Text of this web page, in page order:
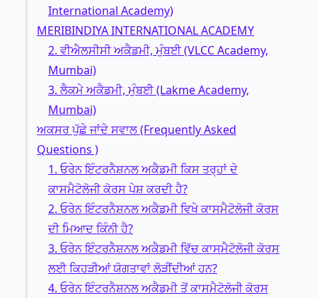
International Academy)
MERIBINDIYA INTERNATIONAL ACADEMY
2. ਵੀਐਲਸੀਸੀ ਅਕੈਡਮੀ, ਮੁੰਬਈ (VLCC Academy,
Mumbai)
3. ਲੈਕਮੇ ਅਕੈਡਮੀ, ਮੁੰਬਈ (Lakme Academy,
Mumbai)
ਅਕਸਰ ਪੁੱਛੇ ਜਾਂਦੇ ਸਵਾਲ (Frequently Asked
Questions )
1. ਓਰੇਨ ਇੰਟਰਨੈਸ਼ਨਲ ਅਕੈਡਮੀ ਕਿਸ ਤਰ੍ਹਾਂ ਦੇ
ਕਾਸਮੈਟੋਲੋਜੀ ਕੋਰਸ ਪੇਸ਼ ਕਰਦੀ ਹੈ?
2. ਓਰੇਨ ਇੰਟਰਨੈਸ਼ਨਲ ਅਕੈਡਮੀ ਵਿਖੇ ਕਾਸਮੈਟੋਲੋਜੀ ਕੋਰਸ
ਦੀ ਮਿਆਦ ਕਿੰਨੀ ਹੈ?
3. ਓਰੇਨ ਇੰਟਰਨੈਸ਼ਨਲ ਅਕੈਡਮੀ ਵਿੱਚ ਕਾਸਮੈਟੋਲੋਜੀ ਕੋਰਸ
ਲਈ ਕਿਹੜੀਆਂ ਯੋਗਤਾਵਾਂ ਲੋੜੀਂਦੀਆਂ ਹਨ?
4. ਓਰੇਨ ਇੰਟਰਨੈਸ਼ਨਲ ਅਕੈਡਮੀ ਤੋਂ ਕਾਸਮੈਟੋਲੋਜੀ ਕੋਰਸ